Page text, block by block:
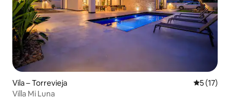
Vila – Torrevieja Prosječna
5 (17)
Villa Mi Luna